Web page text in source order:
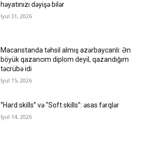
həyatınızı dəyişə bilər
İyul 31, 2026
Macarıstanda təhsil almış azərbaycanlı: Ən
böyük qazancım diplom deyil, qazandığım
təcrübə idi
İyul 15, 2026
“Hard skills” və “Soft skills”: əsas fərqlər
İyul 14, 2026